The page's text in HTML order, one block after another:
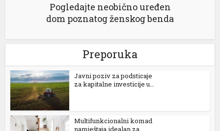
Pogledajte neobično uređen
dom poznatog ženskog benda
Preporuka
Јavni poziv za podsticaje
za kapitalne investicije u...
Multifunkcionalni komad
namještaja idealan za